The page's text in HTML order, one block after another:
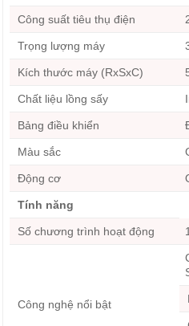
Công suất tiêu thụ điện
Trọng lượng máy
Kích thước máy (RxSxC)
Chất liệu lồng sấy
Bảng điều khiển
Màu sắc
Động cơ
Tính năng
Số chương trình hoạt động
Công nghệ nổi bật